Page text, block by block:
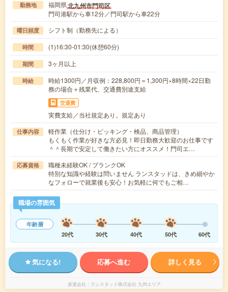
勤務地 福岡県北九州市門司区
門司港駅から車12分／門司駅から車22分
曜日頻度 シフト制（勤務先による）
時間 (1)16:30-01:30(休憩60分)
期間 3ヶ月以上
時給
時給1300円／月収例：228,800円＝1,300円×8時間×22日勤
務の場合＋残業代、交通費別途支給
交通費
実費支給／当社規定あり。規定あり
仕事内容
軽作業（仕分け・ピッキング・検品、商品管理）
もくもく作業が好きな方必見！即日勤務大歓迎のお仕事です
＾＾長期で安定して働きたい方にオススメ！門司エ…
応募資格
職種未経験OK / ブランクOK
特別な知識や経験は問いません ランスタッドは、きめ細やか
なフォローで就業後も安心！お気軽に何でもご相…
職場の雰囲気
年齢層
20代
30代 40代 50代 60代
気になる! 応募へ進む 詳しく見る
派遣会社 ランスタッド株式会社 九州エリア